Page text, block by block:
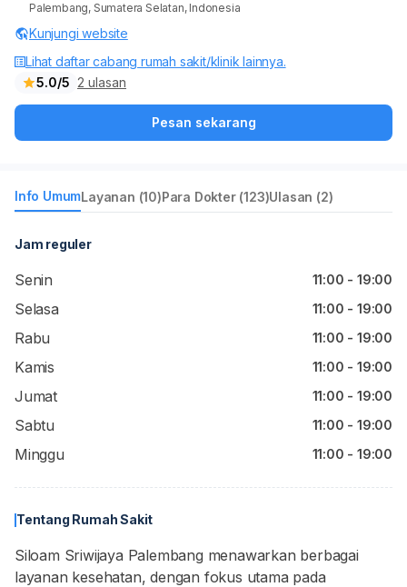
Palembang, Sumatera Selatan, Indonesia
Kunjungi website
Lihat daftar cabang rumah sakit/klinik lainnya.
5.0/5 2 ulasan
Pesan sekarang
Info UmumLayanan (10)Para Dokter (123)Ulasan (2)
Jam reguler
Senin 11:00 - 19:00
Selasa 11:00 - 19:00
Rabu 11:00 - 19:00
Kamis 11:00 - 19:00
Jumat 11:00 - 19:00
Sabtu 11:00 - 19:00
Minggu 11:00 - 19:00
Tentang Rumah Sakit
Siloam Sriwijaya Palembang menawarkan berbagai
layanan kesehatan, dengan fokus utama pada